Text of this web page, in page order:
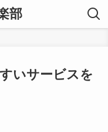
部
いサービスを